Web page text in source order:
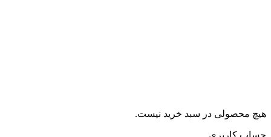
هیچ محصولی در سبد خرید نیست.
حساب کاربری